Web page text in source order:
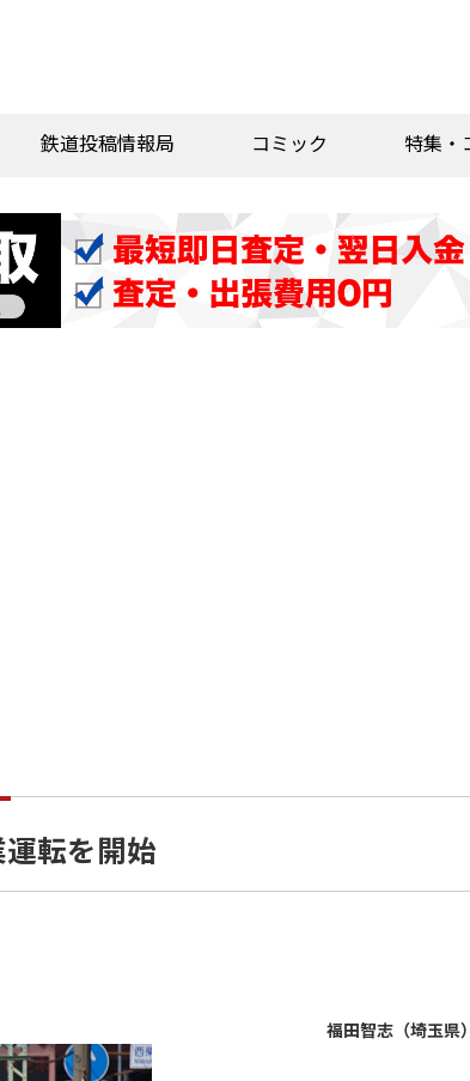
鉄道投稿情報局 コミック 特集・
運転を開始
福田智志（埼玉県）